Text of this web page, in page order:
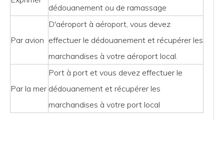
dédouanement ou de ramassage
Par avion
D'aéroport à aéroport, vous devez
effectuer le dédouanement et récupérer les
marchandises à votre aéroport local.
Par la mer
Port à port et vous devez effectuer le
dédouanement et récupérer les
marchandises à votre port local